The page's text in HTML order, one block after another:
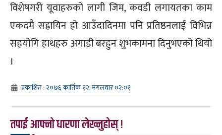
विशेषगरी यूवाहरुको लागी जिम, कवडी लगायतका काम
एकदमै सह्रायिन हो आउँदादिनमा पनि प्रतिष्ठनलाई विभिन्न
सहयोगि हाथहरु अगाडी बरहुन शुभकामना दिनुभएको थियो
।
प्रकाशित : २०७६ कार्तिक १२, मंगलवार ०२:०१
तपाई आफ्नो धारणा लेख्नुहोस् !